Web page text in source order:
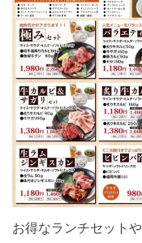
お得なランチセット